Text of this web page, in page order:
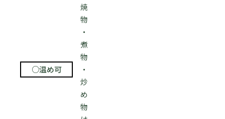
○温め可
焼
物
・
煮
物
・
炒
め
物